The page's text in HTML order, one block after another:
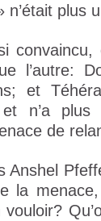
n’était plus
convaincu,
l’autre:
et
n’a
de
Anshel
la